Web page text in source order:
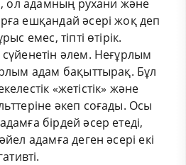
ол адамның рухани және
ешқандай әсері жоқ деп
емес, тіпті өтірік.
әлем. Неғұрлым
адам бақыттырақ. Бұл
«жетістік» және
әкеп соғады. Осы
бірдей әсер етеді,
адамға деген әсері екі